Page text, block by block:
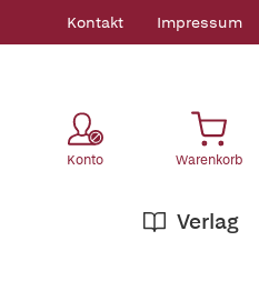
Kontakt Impressum
Konto Warenkorb
Verlag